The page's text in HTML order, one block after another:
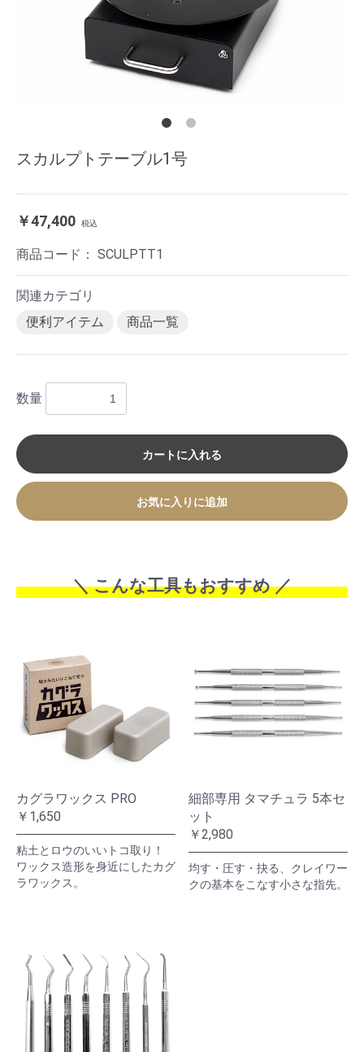
スカルプトテーブル1号
￥47,400 税込
商品コード： SCULPTT1
関連カテゴリ
便利アイテム
商品一覧
数量
カートに入れる
お気に入りに追加
カグラワックス PRO
￥1,650
粘土とロウのいいトコ取り！
ワックス造形を身近にしたカグ
ラワックス。
細部専用 タマチュラ 5本セ
ット
￥2,980
均す・圧す・抉る、クレイワー
クの基本をこなす小さな指先。